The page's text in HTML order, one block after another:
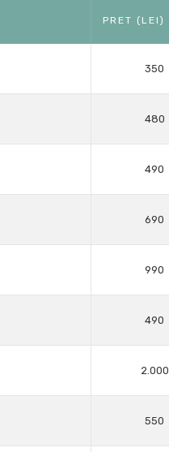
PRET (LEI)
350
480
490
690
990
490
2.000
550